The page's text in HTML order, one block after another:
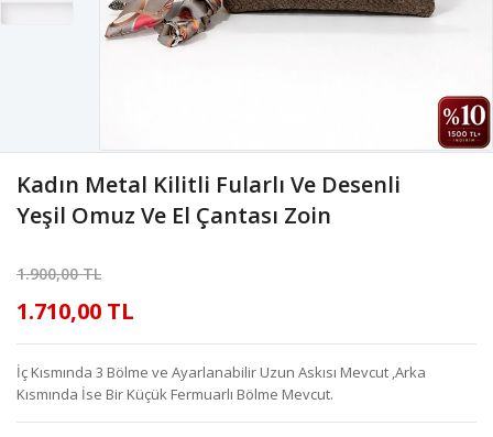
Kadın Metal Kilitli Fularlı Ve Desenli
Yeşil Omuz Ve El Çantası Zoin
1.900,00 TL
1.710,00 TL
İç Kısmında 3 Bölme ve Ayarlanabilir Uzun Askısı Mevcut ,Arka
Kısmında İse Bir Küçük Fermuarlı Bölme Mevcut.